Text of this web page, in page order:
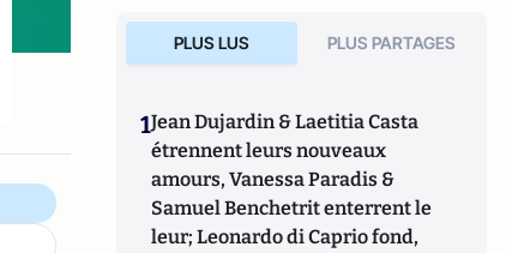
PLUS LUS PLUS PARTAGES
1Jean Dujardin & Laetitia Casta
étrennent leurs nouveaux
amours, Vanessa Paradis &
Samuel Benchetrit enterrent le
leur; Leonardo di Caprio fond,